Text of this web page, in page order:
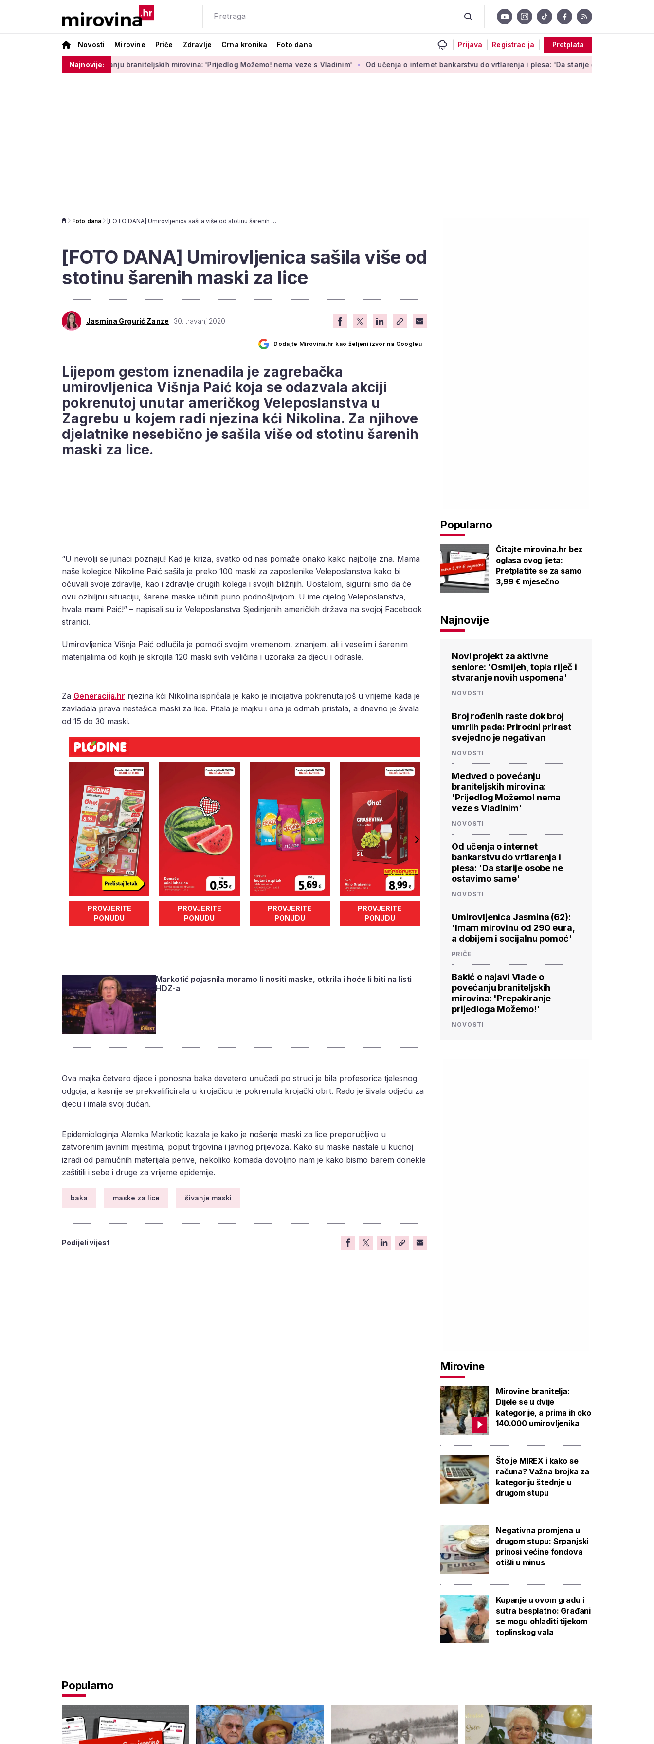
Novosti Mirovine Priče Zdravlje Crna kronika Foto dana Prijava Registracija Pretplata
Najnovije:
Medved o povećanju braniteljskih mirovina: 'Prijedlog Možemo! nema veze s Vladinim' Od učenja o internet bankarstvu do vrtlarenja i plesa: 'Da starije osobe ne ostavimo same'
Foto dana [FOTO DANA] Umirovljenica sašila više od stotinu šarenih maski za lice
[FOTO DANA] Umirovljenica sašila više od
stotinu šarenih maski za lice
Jasmina Grgurić Zanze 30. travanj 2020.
Dodajte Mirovina.hr kao željeni izvor na Googleu
Lijepom gestom iznenadila je zagrebačka
umirovljenica Višnja Paić koja se odazvala akciji
pokrenutoj unutar američkog Veleposlanstva u
Zagrebu u kojem radi njezina kći Nikolina. Za njihove
djelatnike nesebično je sašila više od stotinu šarenih
maski za lice.
“U nevolji se junaci poznaju! Kad je kriza, svatko od nas pomaže onako kako najbolje zna. Mama
naše kolegice Nikoline Paić sašila je preko 100 maski za zaposlenike Veleposlanstva kako bi
očuvali svoje zdravlje, kao i zdravlje drugih kolega i svojih bližnjih. Uostalom, sigurni smo da će
ovu ozbiljnu situaciju, šarene maske učiniti puno podnošljivijom. U ime cijelog Veleposlanstva,
hvala mami Paić!” – napisali su iz Veleposlanstva Sjedinjenih američkih država na svojoj Facebook
stranici.
Umirovljenica Višnja Paić odlučila je pomoći svojim vremenom, znanjem, ali i veselim i šarenim
materijalima od kojih je skrojila 120 maski svih veličina i uzoraka za djecu i odrasle.
Za Generacija.hr njezina kći Nikolina ispričala je kako je inicijativa pokrenuta još u vrijeme kada je
zavladala prava nestašica maski za lice. Pitala je majku i ona je odmah pristala, a dnevno je šivala
od 15 do 30 maski.
PROVJERITE
PONUDU
PROVJERITE
PONUDU
PROVJERITE
PONUDU
PROVJERITE
PONUDU
PONUDU
PONUDU
Markotić pojasnila moramo li nositi maske, otkrila i hoće li biti na listi
HDZ-a
Ova majka četvero djece i ponosna baka devetero unučadi po struci je bila profesorica tjelesnog
odgoja, a kasnije se prekvalificirala u krojačicu te pokrenula krojački obrt. Rado je šivala odjeću za
djecu i imala svoj dućan.
Epidemiologinja Alemka Markotić kazala je kako je nošenje maski za lice preporučljivo u
zatvorenim javnim mjestima, poput trgovina i javnog prijevoza. Kako su maske nastale u kućnoj
izradi od pamučnih materijala perive, nekoliko komada dovoljno nam je kako bismo barem donekle
zaštitili i sebe i druge za vrijeme epidemije.
baka maske za lice šivanje maski
Podijeli vijest
Popularno
Čitajte mirovina.hr bez
oglasa ovog ljeta:
Pretplatite se za samo
3,99 € mjesečno
Najnovije
Novi projekt za aktivne
seniore: 'Osmijeh, topla riječ i
stvaranje novih uspomena'
NOVOSTI
Broj rođenih raste dok broj
umrlih pada: Prirodni prirast
svejedno je negativan
NOVOSTI
Medved o povećanju
braniteljskih mirovina:
'Prijedlog Možemo! nema
veze s Vladinim'
NOVOSTI
Od učenja o internet
bankarstvu do vrtlarenja i
plesa: 'Da starije osobe ne
ostavimo same'
NOVOSTI
Umirovljenica Jasmina (62):
'Imam mirovinu od 290 eura,
a dobijem i socijalnu pomoć'
PRIČE
Bakić o najavi Vlade o
povećanju braniteljskih
mirovina: 'Prepakiranje
prijedloga Možemo!'
NOVOSTI
Mirovine
Mirovine branitelja:
Dijele se u dvije
kategorije, a prima ih oko
140.000 umirovljenika
Što je MIREX i kako se
računa? Važna brojka za
kategoriju štednje u
drugom stupu
Negativna promjena u
drugom stupu: Srpanjski
prinosi većine fondova
otišli u minus
Kupanje u ovom gradu i
sutra besplatno: Građani
se mogu ohladiti tijekom
toplinskog vala
Popularno